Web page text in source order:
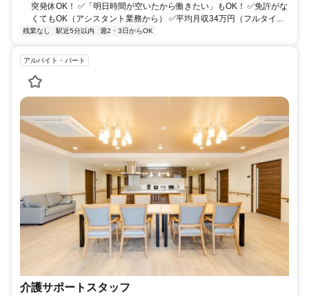
突発休OK！ ✅「明日時間が空いたから働きたい」もOK！ ✅免許がな
くてもOK（アシスタント業務から） ✅平均月収34万円（フルタイ...
残業なし 駅近5分以内 週2・3日からOK
アルバイト・パート
介護サポートスタッフ